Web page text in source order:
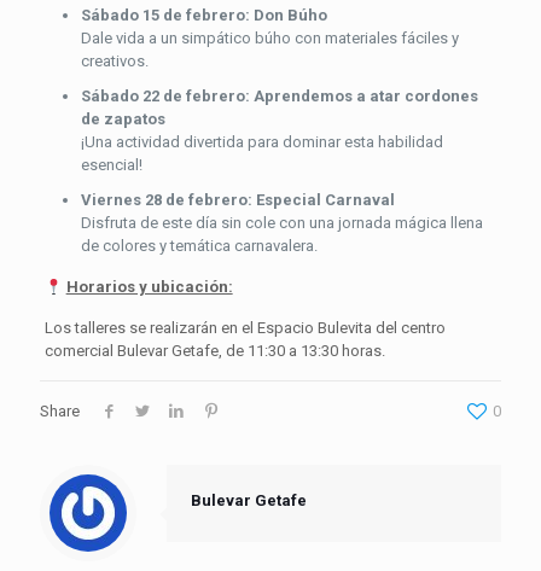
Sábado 15 de febrero: Don Búho
Dale vida a un simpático búho con materiales fáciles y
creativos.
Sábado 22 de febrero: Aprendemos a atar cordones
de zapatos
¡Una actividad divertida para dominar esta habilidad
esencial!
Viernes 28 de febrero: Especial Carnaval
Disfruta de este día sin cole con una jornada mágica llena
de colores y temática carnavalera.
Horarios y ubicación:
Los talleres se realizarán en el Espacio Bulevita del centro
comercial Bulevar Getafe, de 11:30 a 13:30 horas.
Share 0
Bulevar Getafe